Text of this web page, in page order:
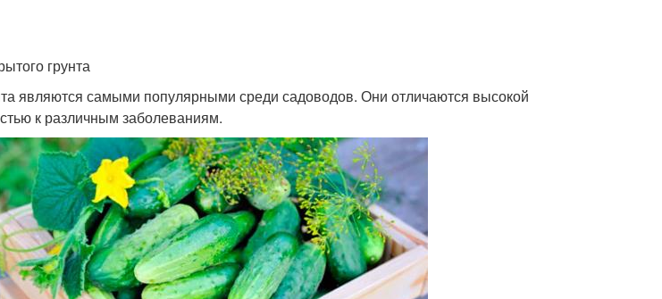
грунта
являются самыми популярными среди садоводов. Они отличаются высокой
к различным заболеваниям.